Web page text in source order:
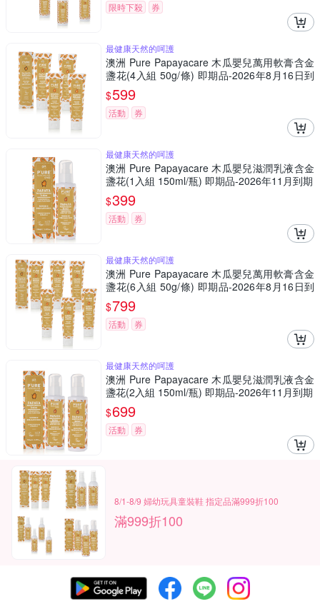
限時下殺
券
最健康天然的呵護
澳洲 Pure Papayacare 木瓜嬰兒萬用軟膏含金
盞花(4入組 50g/條) 即期品-2026年8月16日到
期
$599
活動 券
最健康天然的呵護
澳洲 Pure Papayacare 木瓜嬰兒滋潤乳液含金
盞花(1入組 150ml/瓶) 即期品-2026年11月到期
$399
活動 券
最健康天然的呵護
澳洲 Pure Papayacare 木瓜嬰兒萬用軟膏含金
盞花(6入組 50g/條) 即期品-2026年8月16日到
期
$799
活動 券
最健康天然的呵護
澳洲 Pure Papayacare 木瓜嬰兒滋潤乳液含金
盞花(2入組 150ml/瓶) 即期品-2026年11月到期
$699
活動 券
8/1-8/9 婦幼玩具童裝鞋 指定品滿999折100
滿999折100